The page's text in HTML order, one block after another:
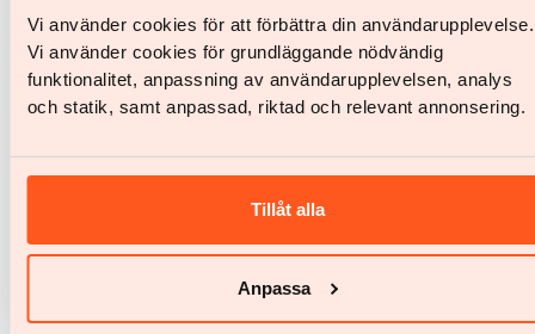
Vi använder cookies för att förbättra din användarupplevelse.
Vi använder cookies för grundläggande nödvändig
funktionalitet, anpassning av användarupplevelsen, analys
och statik, samt anpassad, riktad och relevant annonsering.
Tillåt alla
Anpassa
Sanna Wilgodt